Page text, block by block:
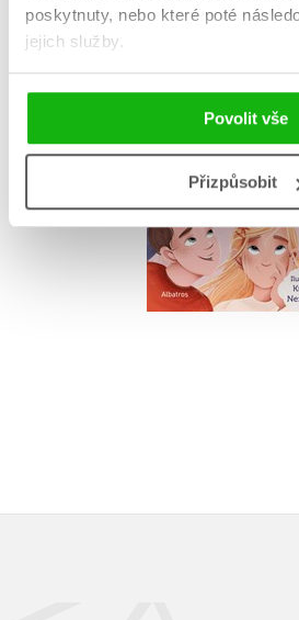
poskytnuty, nebo které poté
jejich služby.
Povolit vše
Přizpůsobit
Báječná
Iveta
Do košíku
319
255 Kč